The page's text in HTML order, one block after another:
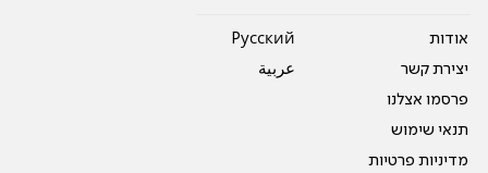
אודות
יצירת קשר
פרסמו אצלנו
תנאי שימוש
מדיניות פרטיות
Pусский
عربية